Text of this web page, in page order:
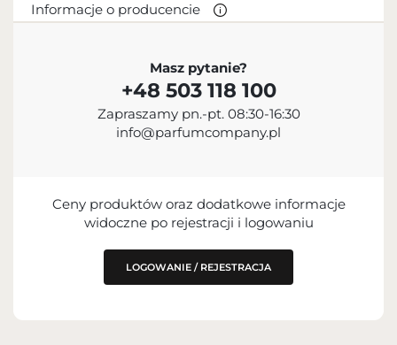
Informacje o producencie
Inter Parfums, Inc.
+1 212-983-2640
551 Fifth Avenue, NY 10176, USA
Masz pytanie?
+48 503 118 100
Zapraszamy pn.-pt. 08:30-16:30
info@parfumcompany.pl
Ceny produktów oraz dodatkowe informacje
widoczne po rejestracji i logowaniu
LOGOWANIE / REJESTRACJA